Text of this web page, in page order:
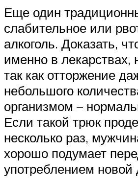
Еще один
слабительное или
алкоголь. Доказать,
именно в лекарствах,
так как отторжение
небольшого
организмом –
Если такой трюк
несколько раз,
хорошо подумает
употреблением новой